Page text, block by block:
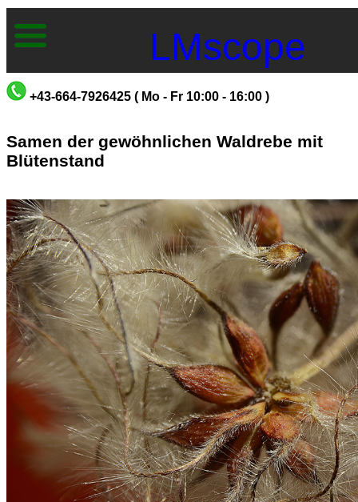
LMscope
+43-664-7926425 ( Mo - Fr 10:00 - 16:00 )
Samen der gewöhnlichen Waldrebe mit
Blütenstand